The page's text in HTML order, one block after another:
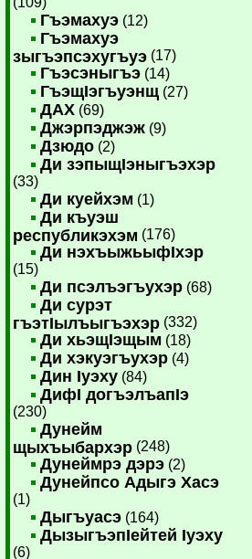
Гъэмахуэ (12)
Гъэмахуэ
зыгъэпсэхугъуэ (17)
Гъэсэныгъэ (14)
ГъэщIэгъуэнщ (27)
ДАХ (69)
Джэрпэджэж (9)
Дзюдо (2)
Ди зэпыщIэныгъэхэр
(33)
Ди куейхэм (1)
Ди къуэш
республикэхэм (176)
Ди нэхъыжьыфIхэр
(15)
Ди псэлъэгъухэр (68)
Ди сурэт
гъэтIылъыгъэхэр (332)
Ди хьэщIэщым (18)
Ди хэкуэгъухэр (4)
Дин Iуэху (84)
ДифI догъэлъапIэ
(230)
Дунейм
щыхъыбархэр (248)
Дунеймрэ дэрэ (2)
Дунейпсо Адыгэ Хасэ
(1)
Дыгъуасэ (164)
ДызыгъэпIейтей Iуэху
(6)